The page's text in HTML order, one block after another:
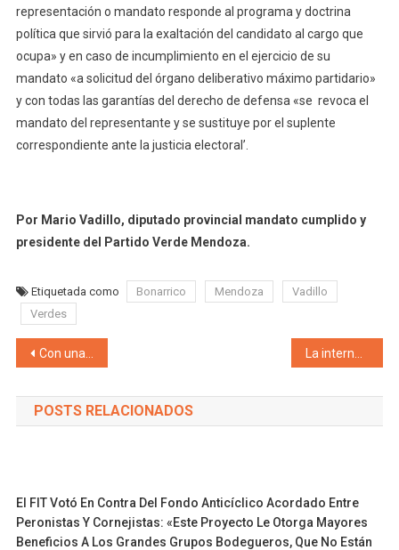
representación o mandato responde al programa y doctrina
política que sirvió para la exaltación del candidato al cargo que
ocupa» y en caso de incumplimiento en el ejercicio de su
mandato «a solicitud del órgano deliberativo máximo partidario»
y con todas las garantías del derecho de defensa «se revoca el
mandato del representante y se sustituye por el suplente
correspondiente ante la justicia electoral’.
Por Mario Vadillo, diputado provincial mandato cumplido y
presidente del Partido Verde Mendoza.
Etiquetada como Bonarrico Mendoza
Vadillo
Verdes
Navegación de entradas
Con una tradicional peregrinación gaucha, Lavalle celebró las honras a San Judas Tadeo en paraje El Cavadito
POSTS RELACIONADOS
El FIT Votó En Contra Del Fondo Anticíclico Acordado Entre
Peronistas Y Cornejistas: «Este Proyecto Le Otorga Mayores
Beneficios A Los Grandes Grupos Bodegueros, Que No Están